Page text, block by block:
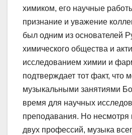
химиком, его научные
признание и уважение
был одним из основателей
химического общества и
исследованием химии и
подтверждает тот факт, что
музыкальными занятиями
время для научных
преподавания. Но
двух профессий, музыка